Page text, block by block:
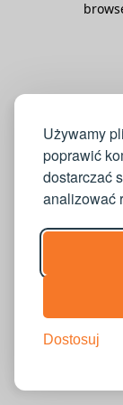
Używamy
poprawić
dostarczać
analizować
Dostosuj